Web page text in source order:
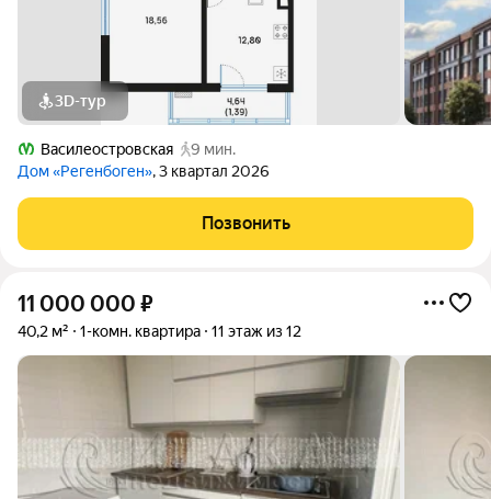
3D-тур
Василеостровская
9 мин.
Дом «Регенбоген», 3 квартал 2026
Позвонить
11 000 000 ₽
40,2 м² 1-комн. квартира 11 этаж из 12